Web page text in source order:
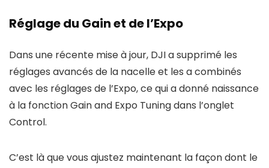
Réglage du Gain et de l’Expo
Dans une récente mise à jour, DJI a supprimé les
réglages avancés de la nacelle et les a combinés
avec les réglages de l’Expo, ce qui a donné naissance
à la fonction Gain and Expo Tuning dans l’onglet
Control.
C’est là que vous ajustez maintenant la façon dont le